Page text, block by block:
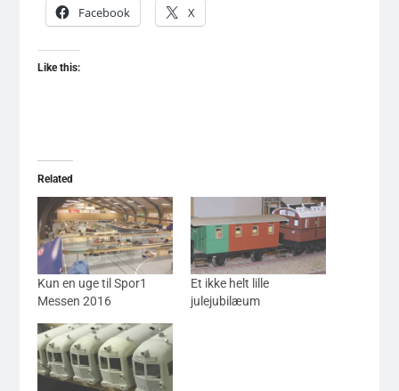
Facebook X
Like this:
Related
Kun en uge til Spor1
Messen 2016
Et ikke helt lille
julejubilæum